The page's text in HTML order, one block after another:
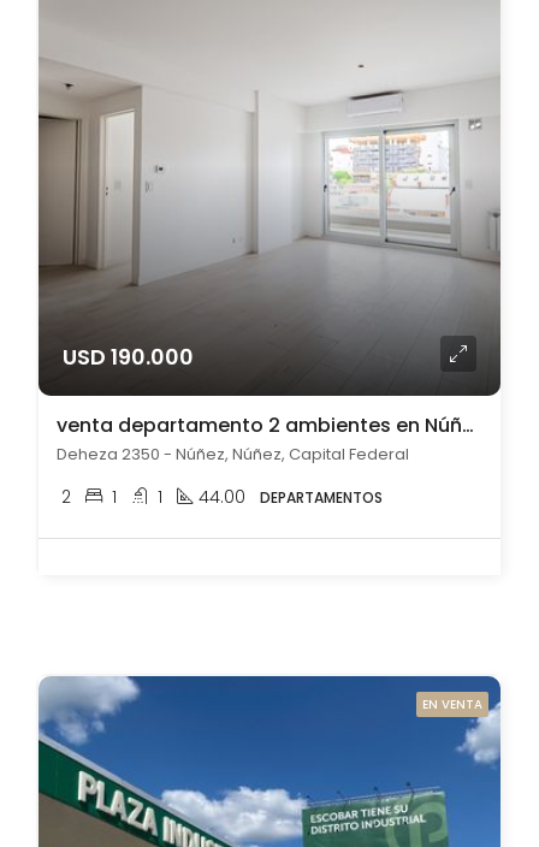
USD 190.000
venta departamento 2 ambientes en Núñez
Deheza 2350 - Núñez, Núñez, Capital Federal
2 1 1 44.00 DEPARTAMENTOS
EN VENTA